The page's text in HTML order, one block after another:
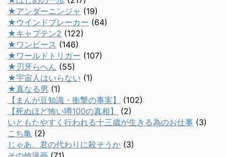
★アンダーニンジャ (19)
★ウインドブレーカー (64)
★キャプテン2 (122)
★ワンピース (146)
★ワールドトリガー (107)
★刃牙らへん (55)
★宇宙人はいらない (1)
★真なる男 (1)
【まんが豆知識・衝撃の事実】
(102)
【死ぬほど怖い噂100の真相】
(2)
いともたやすく行われる十三歳が生きる為のお仕事 (3)
こち亀 (2)
じゃあ、君の代わりに殺そうか (3)